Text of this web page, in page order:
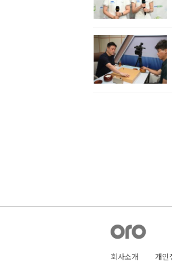
회사소개 개인